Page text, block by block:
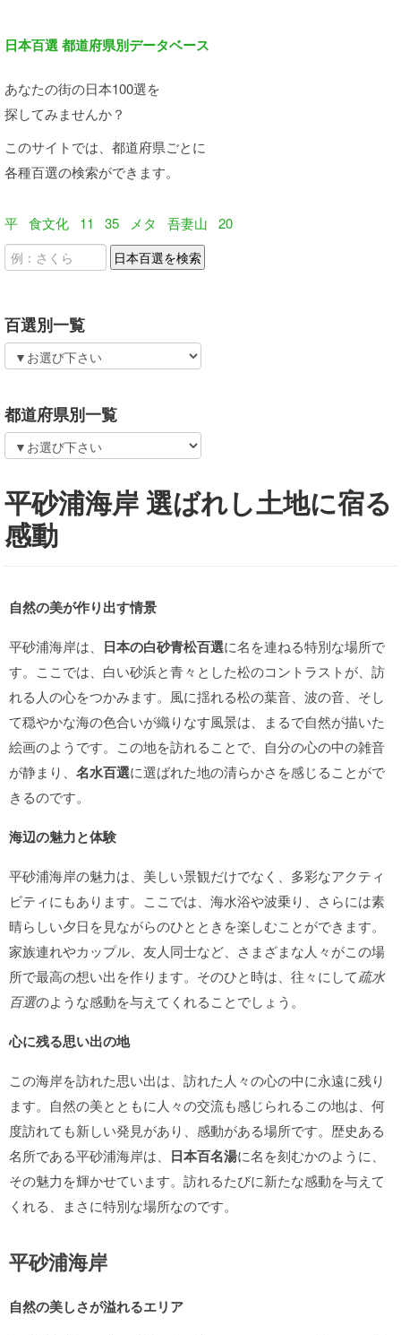
日本百選 都道府県別データベース
あなたの街の日本100選を
探してみませんか？
このサイトでは、都道府県ごとに
各種百選の検索ができます。
平 食文化 11 35 メタ 吾妻山 20
百選別一覧
都道府県別一覧
平砂浦海岸 選ばれし土地に宿る
感動
自然の美が作り出す情景
平砂浦海岸は、 日本の白砂青松百選に名を連ねる特別な場所で
す。ここでは、白い砂浜と青々とした松のコントラストが、訪
れる人の心をつかみます。風に揺れる松の葉音、波の音、そし
て穏やかな海の色合いが織りなす風景は、まるで自然が描いた
絵画のようです。この地を訪れることで、自分の心の中の雑音
が静まり、 名水百選に選ばれた地の清らかさを感じることがで
きるのです。
海辺の魅力と体験
平砂浦海岸の魅力は、美しい景観だけでなく、多彩なアクティ
ビティにもあります。ここでは、海水浴や波乗り、さらには素
晴らしい夕日を見ながらのひとときを楽しむことができます。
家族連れやカップル、友人同士など、さまざまな人々がこの場
所で最高の想い出を作ります。そのひと時は、往々にして疏水
百選のような感動を与えてくれることでしょう。
心に残る思い出の地
この海岸を訪れた思い出は、訪れた人々の心の中に永遠に残り
ます。自然の美とともに人々の交流も感じられるこの地は、何
度訪れても新しい発見があり、感動がある場所です。歴史ある
名所である平砂浦海岸は、 日本百名湯に名を刻むかのように、
その魅力を輝かせています。訪れるたびに新たな感動を与えて
くれる、まさに特別な場所なのです。
平砂浦海岸
自然の美しさが溢れるエリア